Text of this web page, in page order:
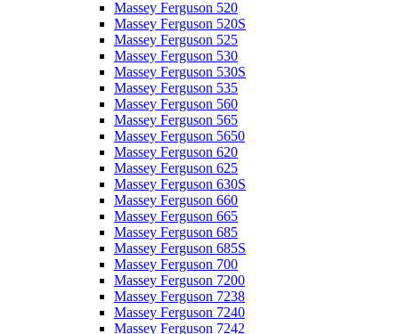
Massey Ferguson 520
Massey Ferguson 520S
Massey Ferguson 525
Massey Ferguson 530
Massey Ferguson 530S
Massey Ferguson 535
Massey Ferguson 560
Massey Ferguson 565
Massey Ferguson 5650
Massey Ferguson 620
Massey Ferguson 625
Massey Ferguson 630S
Massey Ferguson 660
Massey Ferguson 665
Massey Ferguson 685
Massey Ferguson 685S
Massey Ferguson 700
Massey Ferguson 7200
Massey Ferguson 7238
Massey Ferguson 7240
Massey Ferguson 7242